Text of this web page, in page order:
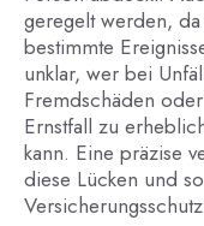
geregelt werden,
bestimmte
unklar, wer bei
Fremdschäden
Ernstfall zu
kann. Eine präzise
diese Lücken und